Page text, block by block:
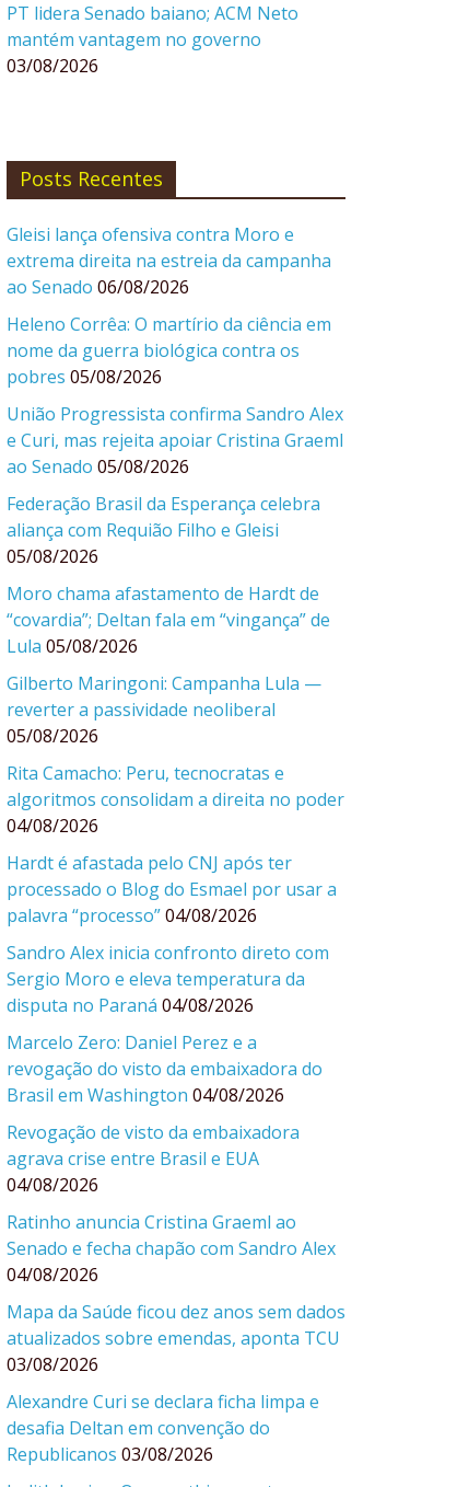
PT lidera Senado baiano; ACM Neto
mantém vantagem no governo
03/08/2026
Posts Recentes
Gleisi lança ofensiva contra Moro e
extrema direita na estreia da campanha
ao Senado 06/08/2026
Heleno Corrêa: O martírio da ciência em
nome da guerra biológica contra os
pobres 05/08/2026
União Progressista confirma Sandro Alex
e Curi, mas rejeita apoiar Cristina Graeml
ao Senado 05/08/2026
Federação Brasil da Esperança celebra
aliança com Requião Filho e Gleisi
05/08/2026
Moro chama afastamento de Hardt de
“covardia”; Deltan fala em “vingança” de
Lula 05/08/2026
Gilberto Maringoni: Campanha Lula —
reverter a passividade neoliberal
05/08/2026
Rita Camacho: Peru, tecnocratas e
algoritmos consolidam a direita no poder
04/08/2026
Hardt é afastada pelo CNJ após ter
processado o Blog do Esmael por usar a
palavra “processo”04/08/2026
Sandro Alex inicia confronto direto com
Sergio Moro e eleva temperatura da
disputa no Paraná 04/08/2026
Marcelo Zero: Daniel Perez e a
revogação do visto da embaixadora do
Brasil em Washington 04/08/2026
Revogação de visto da embaixadora
agrava crise entre Brasil e EUA
04/08/2026
Ratinho anuncia Cristina Graeml ao
Senado e fecha chapão com Sandro Alex
04/08/2026
Mapa da Saúde ficou dez anos sem dados
atualizados sobre emendas, aponta TCU
03/08/2026
Alexandre Curi se declara ficha limpa e
desafia Deltan em convenção do
Republicanos 03/08/2026